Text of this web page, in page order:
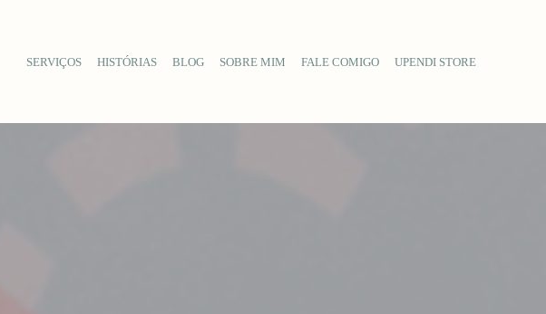
SERVIÇOS HISTÓRIAS BLOG SOBRE MIM FALE COMIGO UPENDI STORE